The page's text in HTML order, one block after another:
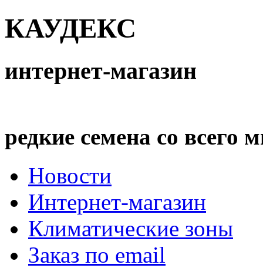
КАУДЕКС
интернет-магазин
редкие семена со всего
Новости
Интернет-магазин
Климатические зоны
Заказ по email